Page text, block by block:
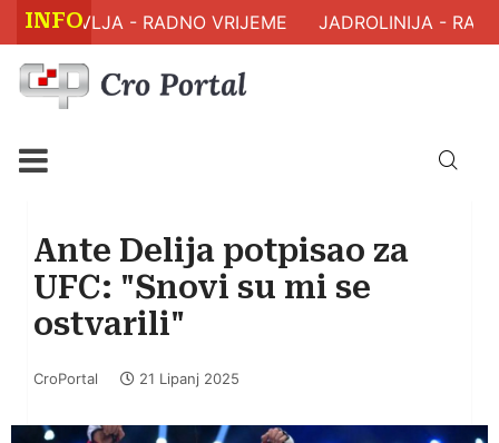
INFO
ZDRAVLJA - RADNO VRIJEME JADROLINIJA -
Ante Delija potpisao za
UFC: "Snovi su mi se
ostvarili"
CroPortal 21 Lipanj 2025